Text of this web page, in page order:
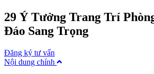
29 Ý Tưởng Trang Trí
Đáo Sang Trọng
Đăng ký tư vấn
Nội dung chính